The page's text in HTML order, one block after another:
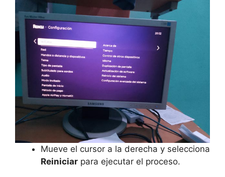
Mueve el cursor a la derecha y selecciona
Reiniciar para ejecutar el proceso.